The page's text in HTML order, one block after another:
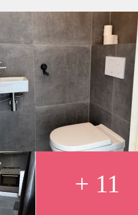
terecht kunt voor de dagelijkse
omgeving gelegen. Uitvalswegen naar
+ 11